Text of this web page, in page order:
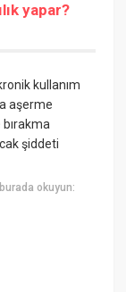
yapar?
kullanım
aşerme
şiddeti
okuyun: